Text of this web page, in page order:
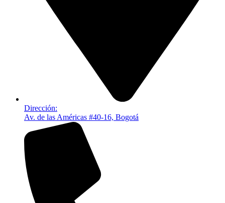
Dirección:
Av. de las Américas #40-16, Bogotá